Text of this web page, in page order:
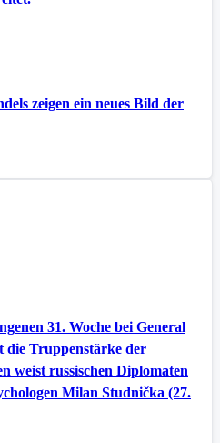
zeigen ein neues Bild der
31. Woche bei General
die Truppenstärke der
weist russischen Diplomaten
Milan Studnička (27.